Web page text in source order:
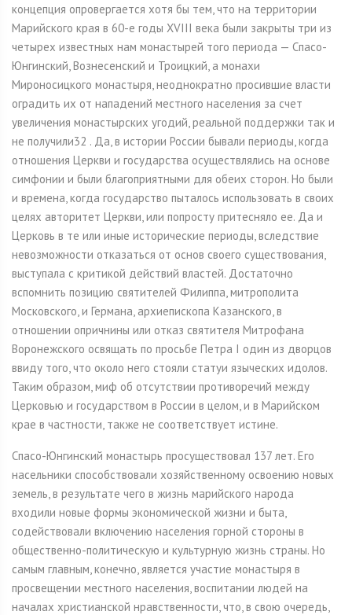
концепция опровергается хотя бы тем, что на территории
Марийского края в 60-е годы XVIII века были закрыты три из
четырех известных нам монастырей того периода — Спасо-
Юнгинский, Вознесенский и Троицкий, а монахи
Мироносицкого монастыря, неоднократно просившие власти
оградить их от нападений местного населения за счет
увеличения монастырских угодий, реальной поддержки так и
не получили32 . Да, в истории России бывали периоды, когда
отношения Церкви и государства осуществлялись на основе
симфонии и были благоприятными для обеих сторон. Но были
и времена, когда государство пыталось использовать в своих
целях авторитет Церкви, или попросту притесняло ее. Да и
Церковь в те или иные исторические периоды, вследствие
невозможности отказаться от основ своего существования,
выступала с критикой действий властей. Достаточно
вспомнить позицию святителей Филиппа, митрополита
Московского, и Германа, архиепископа Казанского, в
отношении опричнины или отказ святителя Митрофана
Воронежского освящать по просьбе Петра I один из дворцов
ввиду того, что около него стояли статуи языческих идолов.
Таким образом, миф об отсутствии противоречий между
Церковью и государством в России в целом, и в Марийском
крае в частности, также не соответствует истине.
Спасо-Юнгинский монастырь просуществовал 137 лет. Его
насельники способствовали хозяйственному освоению новых
земель, в результате чего в жизнь марийского народа
входили новые формы экономической жизни и быта,
содействовали включению населения горной стороны в
общественно-политическую и культурную жизнь страны. Но
самым главным, конечно, является участие монастыря в
просвещении местного населения, воспитании людей на
началах христианской нравственности, что, в свою очередь,